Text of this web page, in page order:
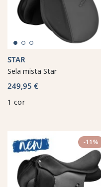
STAR
Sela mista Star
249,95 €
1 cor
-11%